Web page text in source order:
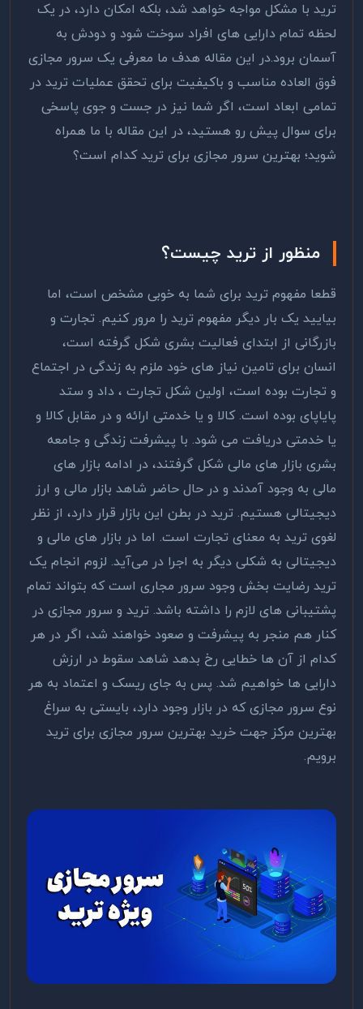
ترید با مشکل مواجه خواهد شد، بلکه امکان دارد، در یک
لحظه تمام دارایی های افراد سوخت شود و دودش به
آسمان برود.در این مقاله هدف ما معرفی یک سرور مجازی
فوق العاده مناسب و باکیفیت برای تحقق عملیات ترید در
تمامی ابعاد است، اگر شما نیز در جست و جوی پاسخی
برای سوال پیش رو هستید، در این مقاله با ما همراه
شوید؛ بهترین سرور مجازی برای ترید کدام است؟
منظور از ترید چیست؟
قطعا مفهوم ترید برای شما به خوبی مشخص است، اما
بیایید یک بار دیگر مفهوم ترید را مرور کنیم. تجارت و
بازرگانی از ابتدای فعالیت بشری شکل گرفته است،
انسان برای تامین نیاز های خود ملزم به زندگی در اجتماع
و تجارت بوده است، اولین شکل تجارت ، داد و ستد
پایاپای بوده است. کالا و یا خدمتی ارائه و در مقابل کالا و
یا خدمتی دریافت می شود. با پیشرفت زندگی و جامعه
بشری بازار های مالی شکل گرفتند، در ادامه بازار های
مالی به وجود آمدند و در حال حاضر شاهد بازار مالی و ارز
دیجیتالی هستیم. ترید در بطن این بازار قرار دارد، از نظر
لغوی ترید به معنای تجارت است. اما در بازار های مالی و
دیجیتالی به شکلی دیگر به اجرا در می‌آید. لزوم انجام یک
ترید رضایت بخش وجود سرور مجاری است که بتواند تمام
پشتیبانی های لازم را داشته باشد. ترید و سرور مجازی در
کنار هم منجر به پیشرفت و صعود خواهند شد، اگر در هر
کدام از آن ها خطایی رخ بدهد شاهد سقوط در ارزش
دارایی ها خواهیم شد. پس به جای ریسک و اعتماد به هر
نوع سرور مجازی که در بازار وجود دارد، بایستی به سراغ
بهترین مرکز جهت خرید بهترین سرور مجازی برای ترید
برویم.